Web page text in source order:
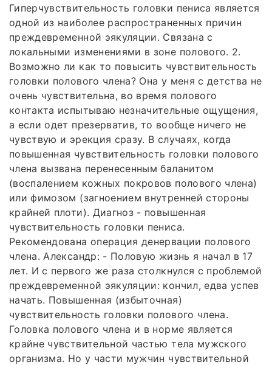
Гиперчувствительность головки пениса является
одной из наиболее распространенных причин
преждевременной эякуляции. Связана с
локальными изменениями в зоне полового. 2.
Возможно ли как то повысить чувствительность
головки полового члена? Она у меня с детства не
очень чувствительна, во время полового
контакта испытываю незначительные ощущения,
а если одет презерватив, то вообще ничего не
чувствую и эрекция сразу. В случаях, когда
повышенная чувствительность головки полового
члена вызвана перенесенным баланитом
(воспалением кожных покровов полового члена)
или фимозом (загноением внутренней стороны
крайней плоти). Диагноз - повышенная
чувствительность головки пениса.
Рекомендована операция денервации полового
члена. Александр: - Половую жизнь я начал в 17
лет. И с первого же раза столкнулся с проблемой
преждевременной эякуляции: кончил, едва успев
начать. Повышенная (избыточная)
чувствительность головки полового члена.
Головка полового члена и в норме является
крайне чувствительной частью тела мужского
организма. Но у части мужчин чувствительной